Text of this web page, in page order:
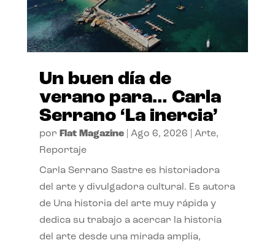
Un buen día de
verano para… Carla
Serrano ‘La inercia’
por Flat Magazine| Ago 6, 2026 Arte,
Reportaje
Carla Serrano Sastre es historiadora
del arte y divulgadora cultural. Es autora
de Una historia del arte muy rápida y
dedica su trabajo a acercar la historia
del arte desde una mirada amplia,